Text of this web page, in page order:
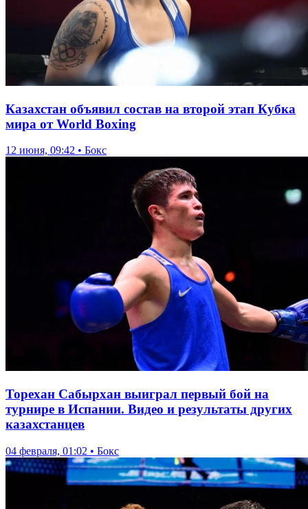
Казахстан объявил состав на второй этап Кубка
мира от World Boxing
12 июня, 09:42 • Бокс
Торехан Сабырхан выиграл первый бой на
турнире в Испании. Видео и результаты других
казахстанцев
04 февраля, 01:02 • Бокс